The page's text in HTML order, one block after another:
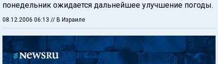
понедельник ожидается дальнейшее улучшение погоды.
08.12.2006 06:13 // В Израиле